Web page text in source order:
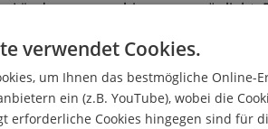
Ländergrenzen hinweg ermöglicht.
Designzyklus mit
and Zourou, Katerina,
verwendet Cookies.
um Ihnen das bestmögliche Online-
ein (z.B. YouTube), wobei die
erforderliche Cookies hingegen sind für